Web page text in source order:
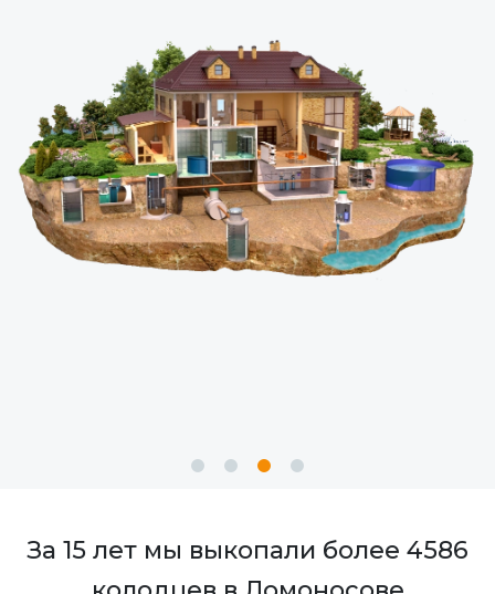
За 15 лет мы выкопали более 4586